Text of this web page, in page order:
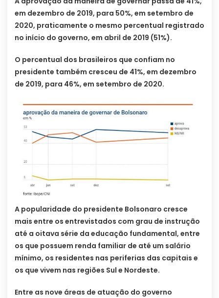
em dezembro de 2019, para 50%, em setembro de
2020, praticamente o mesmo percentual registrado
no início do governo, em abril de 2019 (51%).
O percentual dos brasileiros que confiam no
presidente também cresceu de 41%, em dezembro
de 2019, para 46%, em setembro de 2020.
A popularidade do presidente Bolsonaro cresce
mais entre os entrevistados com grau de instrução
até a oitava série da educação fundamental, entre
os que possuem renda familiar de até um salário
mínimo, os residentes nas periferias das capitais e
os que vivem nas regiões Sul e Nordeste.
Entre as nove áreas de atuação do governo